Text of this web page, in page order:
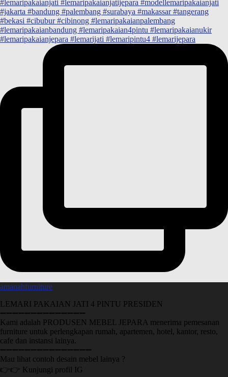
amanahfurniture
LEMARI PAKAIAN JATI 4 PINTU PRESIDEN
➖➖➖➖➖➖➖➖➖➖➖➖➖➖
Kami adalah PRODUSEN MEBEL JEPARA menerima pemesanan
furniture untuk perlengkapan rumah, apartemen, hotel, kantor, resto,
cafe dan instansi lainya.
➖➖➖➖➖➖➖➖➖➖➖➖➖➖➖
Mau lihat contoh desain mebel lainya ?
👉👉 Kunjungi profil IG